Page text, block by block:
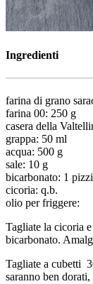
Ingredienti
farina di grano
farina 00: 250 g
casera della
grappa: 50 ml
acqua: 500 g
sale: 10 g
bicarbonato: 1
cicoria: q.b.
olio per friggere:
Tagliate la cicoria
bicarbonato.
Tagliate a cubetti
saranno ben